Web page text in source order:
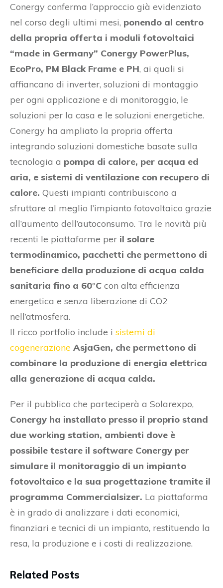
Conergy conferma l’approccio già evidenziato
nel corso degli ultimi mesi, ponendo al centro
della propria offerta i moduli fotovoltaici
“made in Germany” Conergy PowerPlus,
EcoPro, PM Black Frame e PH, ai quali si
affiancano di inverter, soluzioni di montaggio
per ogni applicazione e di monitoraggio, le
soluzioni per la casa e le soluzioni energetiche.
Conergy ha ampliato la propria offerta
integrando soluzioni domestiche basate sulla
tecnologia a pompa di calore, per acqua ed
aria, e sistemi di ventilazione con recupero di
calore. Questi impianti contribuiscono a
sfruttare al meglio l’impianto fotovoltaico grazie
all’aumento dell’autoconsumo. Tra le novità più
recenti le piattaforme per il solare
termodinamico, pacchetti che permettono di
beneficiare della produzione di acqua calda
sanitaria fino a 60°C con alta efficienza
energetica e senza liberazione di CO2
nell’atmosfera.
Il ricco portfolio include i sistemi di
cogenerazione AsjaGen, che permettono di
combinare la produzione di energia elettrica
alla generazione di acqua calda.
Per il pubblico che parteciperà a Solarexpo,
Conergy ha installato presso il proprio stand
due working station, ambienti dove è
possibile testare il software Conergy per
simulare il monitoraggio di un impianto
fotovoltaico e la sua progettazione tramite il
programma Commercialsizer. La piattaforma
è in grado di analizzare i dati economici,
finanziari e tecnici di un impianto, restituendo la
resa, la produzione e i costi di realizzazione.
Related Posts